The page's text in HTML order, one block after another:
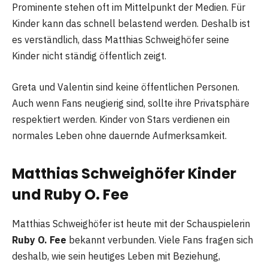
Prominente stehen oft im Mittelpunkt der Medien. Für
Kinder kann das schnell belastend werden. Deshalb ist
es verständlich, dass Matthias Schweighöfer seine
Kinder nicht ständig öffentlich zeigt.
Greta und Valentin sind keine öffentlichen Personen.
Auch wenn Fans neugierig sind, sollte ihre Privatsphäre
respektiert werden. Kinder von Stars verdienen ein
normales Leben ohne dauernde Aufmerksamkeit.
Matthias Schweighöfer Kinder
und Ruby O. Fee
Matthias Schweighöfer ist heute mit der Schauspielerin
Ruby O. Fee bekannt verbunden. Viele Fans fragen sich
deshalb, wie sein heutiges Leben mit Beziehung,